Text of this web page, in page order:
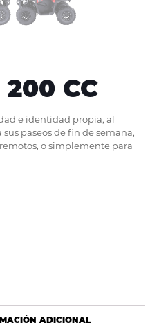
200 CC
e identidad propia, al
paseos de fin de semana,
o simplemente para
ADICIONAL